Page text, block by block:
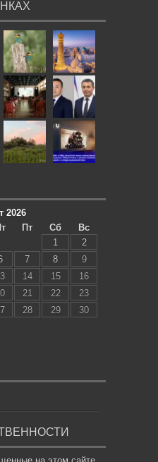
2026
Пт Сб
Вс
1
2
7 8
9
14 15
16
21 22
23
28 29
30